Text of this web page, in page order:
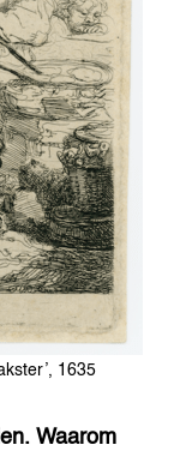
1635
Waarom